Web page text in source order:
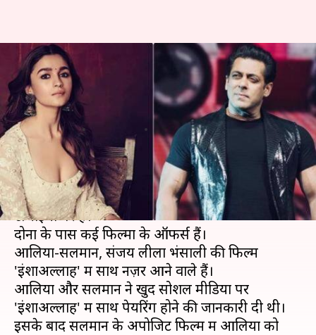
'इंशाअल्लाह' में 27 साल बड़े सलमान
संग जोड़ी बनने पर ट्रोल हुईं आलिया
ने दिया जवाब
लेखन स्वाति पाण्डेय Apr 09, 2019 02:46 pm
क्या है खबर?
सलमान खान और आलिया भट्ट का करियर इस समय
ऊचाइयों पर है।
दोनों के पास कई फिल्मों के ऑफर्स हैं।
आलिया-सलमान, संजय लीला भंसाली की फिल्म
'इंशाअल्लाह' में साथ नज़र आने वाले हैं।
आलिया और सलमान ने खुद सोशल मीडिया पर
'इंशाअल्लाह' में साथ पेयरिंग होने की जानकारी दी थी।
इसके बाद सलमान के अपोजिट फिल्म में आलिया को